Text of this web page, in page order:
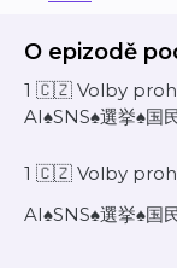
O epizodě
1 🇨🇿 Volby
AI♠️SNS♠️選挙♠️国
1 🇨🇿 Volby
AI♠️SNS♠️選挙♠️国